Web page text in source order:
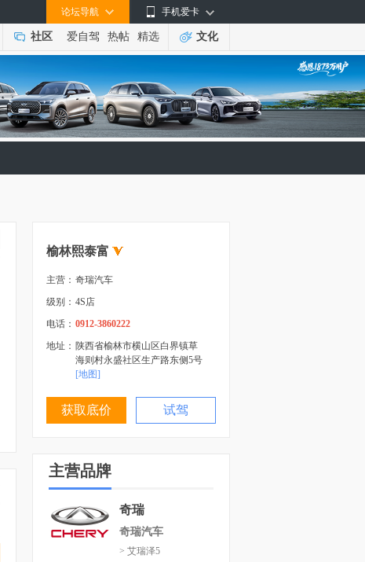
手机爱卡
论坛导航
社区 爱自驾 热帖 精选 文化
榆林熙泰富
主营： 奇瑞汽车
级别： 4S店
电话： 0912-3860222
地址： 陕西省榆林市横山区白界镇草
海则村永盛社区生产路东侧5号
[地图]
获取底价 试驾
主营品牌
奇瑞
奇瑞汽车
> 艾瑞泽5